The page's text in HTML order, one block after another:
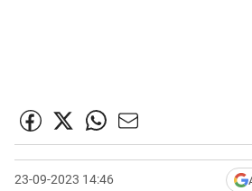
23-09-2023 14:46